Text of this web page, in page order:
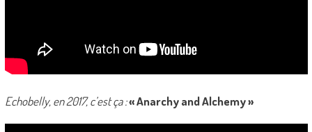
Echobelly, en 2017, c’est ça :« Anarchy and Alchemy »